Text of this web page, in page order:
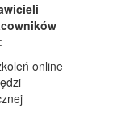
online